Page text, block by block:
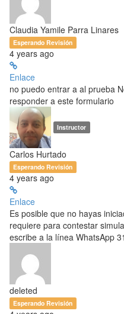
Claudia Yamile Parra Linares
Esperando Revisión
4 years ago
Enlace
no puedo entrar a al prueba
responder a este formulario
Instructor
Carlos Hurtado
Esperando Revisión
4 years ago
Enlace
Es posible que no hayas
requiere para contestar
escribe a la línea WhatsApp
deleted
Esperando Revisión